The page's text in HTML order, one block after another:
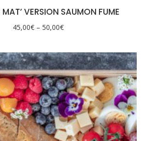
VERSION SAUMON FUME
45,00€– 50,00€